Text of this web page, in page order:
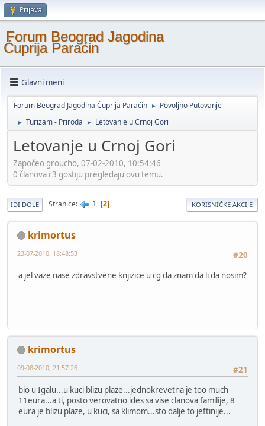
Prijava
Forum Beograd Jagodina
Ćuprija Paraćin
Glavni meni
Forum Beograd Jagodina Ćuprija Paraćin ► Povoljno Putovanje
► Turizam - Priroda ► Letovanje u Crnoj Gori
Letovanje u Crnoj Gori
Započeo groucho, 07-02-2010, 10:54:46
0 članova i 3 gostiju pregledaju ovu temu.
IDI DOLE Stranice 1 2 KORISNIČKE AKCIJE
krimortus
#20
23-07-2010, 18:48:53
a jel vaze nase zdravstvene knjizice u cg da znam da li da nosim?
krimortus
#21
09-08-2010, 21:57:26
bio u Igalu...u kuci blizu plaze...jednokrevetna je too much
11eura...a ti, posto verovatno ides sa vise clanova familije, 8
eura je blizu plaze, u kuci, sa klimom...sto dalje to jeftinije...